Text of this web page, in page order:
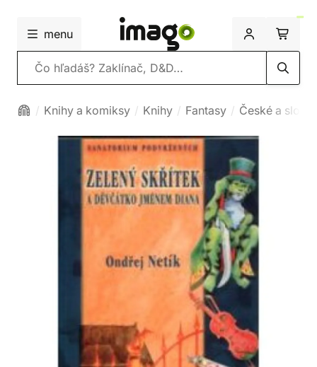
menu
Vyhľadávanie
Knihy a komiksy Knihy Fantasy České a